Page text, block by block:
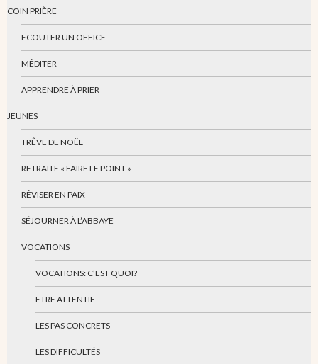
COIN PRIÈRE
ECOUTER UN OFFICE
MÉDITER
APPRENDRE À PRIER
JEUNES
TRÊVE DE NOËL
RETRAITE « FAIRE LE POINT »
RÉVISER EN PAIX
SÉJOURNER À L’ABBAYE
VOCATIONS
VOCATIONS: C’EST QUOI?
ETRE ATTENTIF
LES PAS CONCRETS
LES DIFFICULTÉS